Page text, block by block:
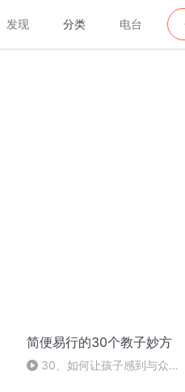
发现 分类 电台
简便易行的30个教子妙方
30、如何让孩子感到与众不